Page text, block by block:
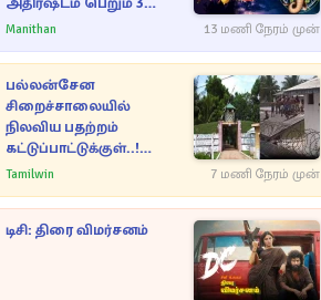
ராசிகள்!
Manithan 13 மணி நேரம் முன்
பல்லன்சேன
சிறைச்சாலையில்
நிலவிய பதற்றம்
கட்டுப்பாட்டுக்குள்..!
அதிரடியாக களமிறங்கிய
Tamilwin 7 மணி நேரம் முன்
டிசி: திரை விமர்சனம்